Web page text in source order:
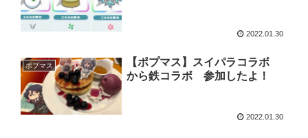
2022.01.30
ポプマス
【ポプマス】スイパラコラボ
から鉄コラボ 参加したよ！
2022.01.30